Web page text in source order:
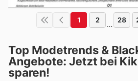
1 2 ... 28
Top Modetrends &
Angebote: Jetzt bei
sparen!